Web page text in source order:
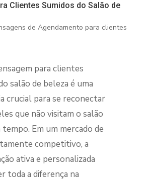
Clientes Sumidos do Salão de
de Agendamento para clientes
para clientes
salão de beleza é uma
crucial para se reconectar
que não visitam o salão
Em um mercado de
competitivo, a
ativa e personalizada
toda a diferença na